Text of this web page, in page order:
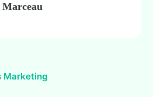
Marceau
Marketing